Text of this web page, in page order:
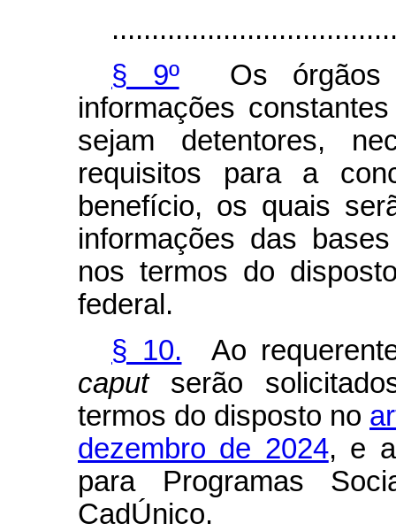
§ 9ºOs órgãos
informações
sejam detentores,
requisitos para a
benefício, os quais
informações das
nos termos do
federal.
§ 10. Ao
caputserão
termos do disposto no
dezembro de 2024, e
para Programas
CadÚnico.